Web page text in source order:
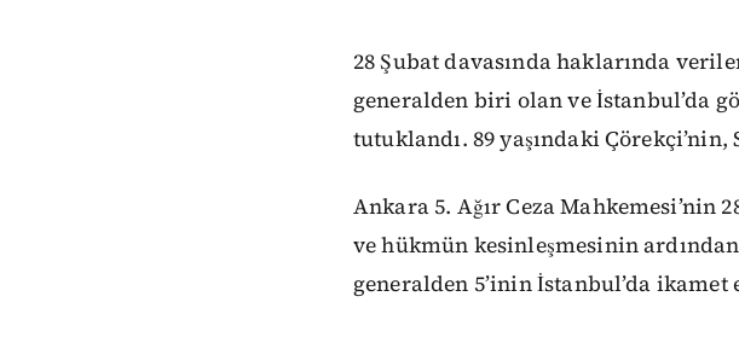
28 Şubat davasında haklarında
generalden biri olan ve İstanbul’da
tutuklandı. 89 yaşındaki
Ankara 5. Ağır Ceza Mahkemesi’nin
ve hükmün kesinleşmesinin
generalden 5’inin İstanbul’da